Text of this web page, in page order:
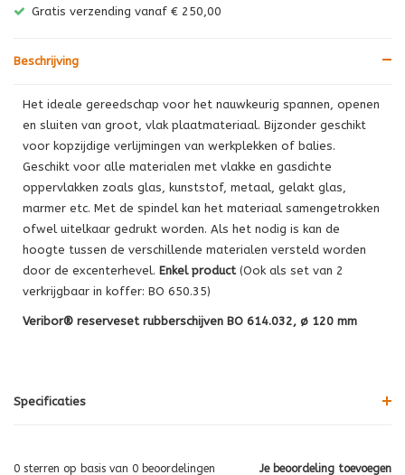
Gratis verzending vanaf € 250,00
Beschrijving
Het ideale gereedschap voor het nauwkeurig spannen, openen
en sluiten van groot, vlak plaatmateriaal. Bijzonder geschikt
voor kopzijdige verlijmingen van werkplekken of balies.
Geschikt voor alle materialen met vlakke en gasdichte
oppervlakken zoals glas, kunststof, metaal, gelakt glas,
marmer etc. Met de spindel kan het materiaal samengetrokken
ofwel uitelkaar gedrukt worden. Als het nodig is kan de
hoogte tussen de verschillende materialen versteld worden
door de excenterhevel. Enkel product (Ook als set van 2
verkrijgbaar in koffer: BO 650.35)
Veribor® reserveset rubberschijven BO 614.032, ø 120 mm
Specificaties
Je beoordeling toevoegen
0 sterren op basis van 0 beoordelingen